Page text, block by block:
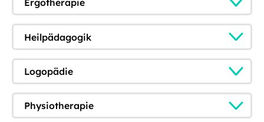
Ergotherapie
Heilpädagogik
Logopädie
Physiotherapie